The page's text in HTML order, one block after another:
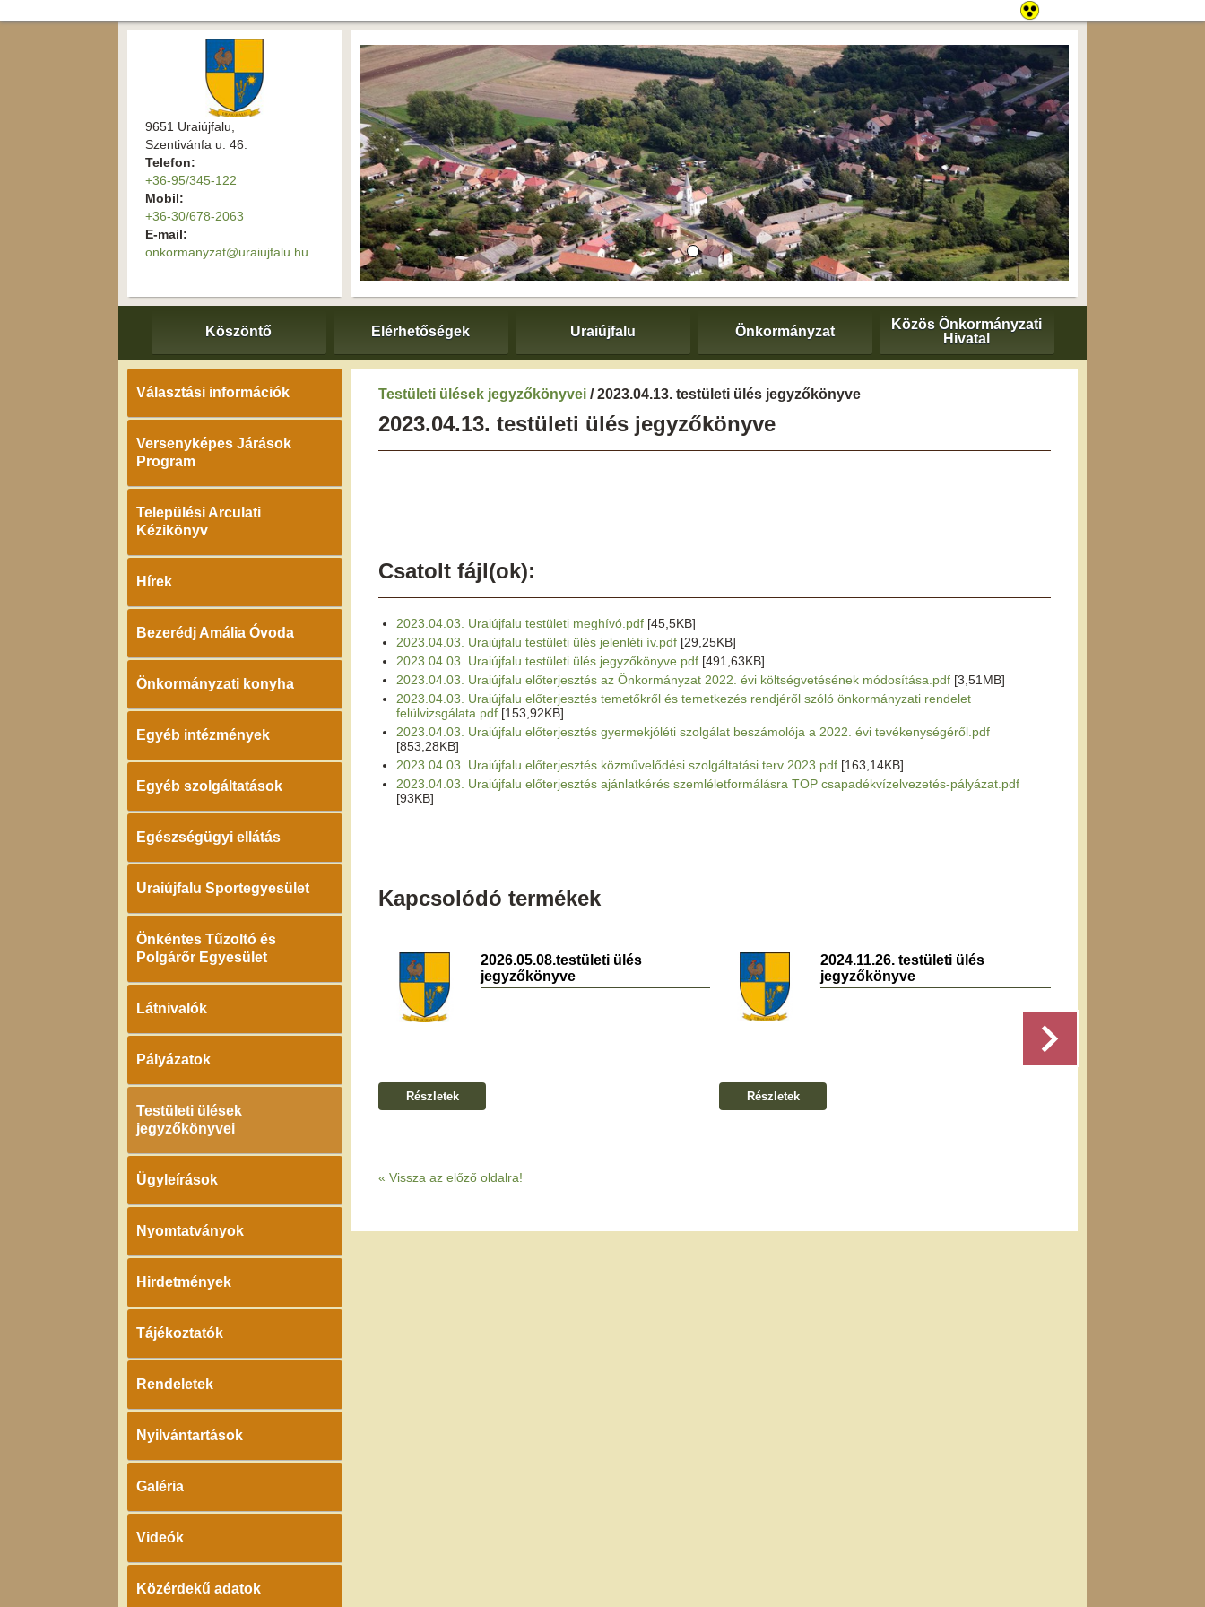
9651 Uraiújfalu,
Szentivánfa u. 46.
Telefon:
+36-95/345-122
Mobil:
+36-30/678-2063
E-mail:
onkormanyzat@uraiujfalu.hu
Köszöntő Elérhetőségek Uraiújfalu Önkormányzat
Közös Önkormányzati
Hivatal
Választási információk
Versenyképes Járások
Program
Települési Arculati
Kézikönyv
Hírek
Bezerédj Amália Óvoda
Önkormányzati konyha
Egyéb intézmények
Egyéb szolgáltatások
Egészségügyi ellátás
Uraiújfalu Sportegyesület
Önkéntes Tűzoltó és
Polgárőr Egyesület
Látnivalók
Pályázatok
Testületi ülések
jegyzőkönyvei
Ügyleírások
Nyomtatványok
Hirdetmények
Tájékoztatók
Rendeletek
Nyilvántartások
Galéria
Videók
Közérdekű adatok
Testületi ülések jegyzőkönyvei / 2023.04.13. testületi ülés jegyzőkönyve
2023.04.13. testületi ülés jegyzőkönyve
Csatolt fájl(ok):
2023.04.03. Uraiújfalu testületi meghívó.pdf [45,5KB]
2023.04.03. Uraiújfalu testületi ülés jelenléti ív.pdf [29,25KB]
2023.04.03. Uraiújfalu testületi ülés jegyzőkönyve.pdf [491,63KB]
2023.04.03. Uraiújfalu előterjesztés az Önkormányzat 2022. évi költségvetésének módosítása.pdf [3,51MB]
2023.04.03. Uraiújfalu előterjesztés temetőkről és temetkezés rendjéről szóló önkormányzati rendelet
felülvizsgálata.pdf [153,92KB]
2023.04.03. Uraiújfalu előterjesztés gyermekjóléti szolgálat beszámolója a 2022. évi tevékenységéről.pdf
[853,28KB]
2023.04.03. Uraiújfalu előterjesztés közművelődési szolgáltatási terv 2023.pdf [163,14KB]
2023.04.03. Uraiújfalu előterjesztés ajánlatkérés szemléletformálásra TOP csapadékvízelvezetés-pályázat.pdf
[93KB]
Kapcsolódó termékek
2026.05.08.testületi ülés
jegyzőkönyve
Részletek
2024.11.26. testületi ülés
jegyzőkönyve
Részletek
« Vissza az előző oldalra!